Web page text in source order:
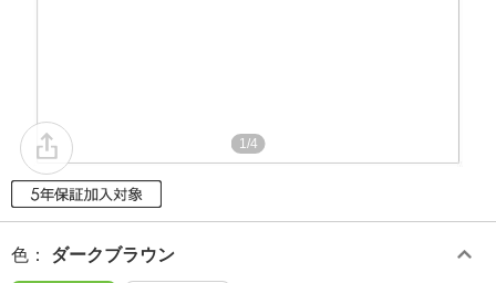
1/4
色 ： ダークブラウン